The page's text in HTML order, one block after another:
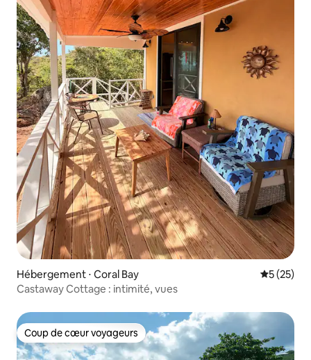
Hébergement ⋅ Coral Bay
5 (25)
Castaway Cottage : intimité, vues
Coup de cœur voyageurs
Coup de cœur voyageurs